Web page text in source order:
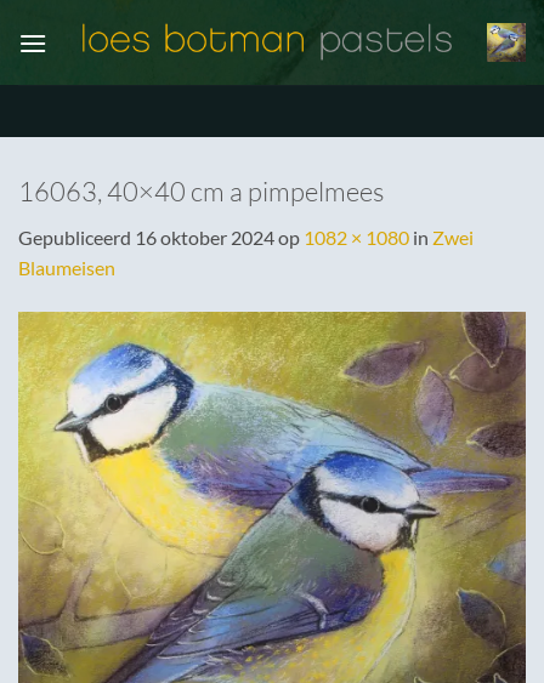
naar
16063, 40×40 cm a pimpelmees
Gepubliceerd 16 oktober 2024op 1082 × 1080 in Zwei
Blaumeisen